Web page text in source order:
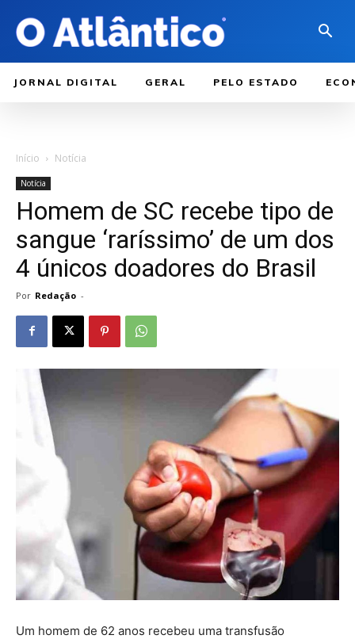
JORNAL DIGITAL GERAL PELO ESTADO
Início Notícia
Notícia
Homem de SC recebe tipo de
sangue ‘raríssimo’ de um dos
4 únicos doadores do Brasil
Por Redação -
Um homem de 62 anos recebeu uma transfusão